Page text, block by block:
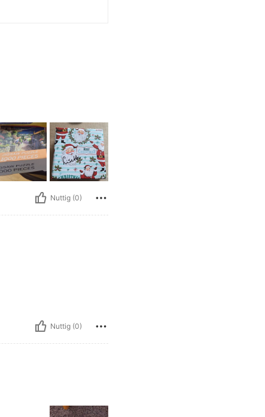
Nuttig (0)
Nuttig (0)